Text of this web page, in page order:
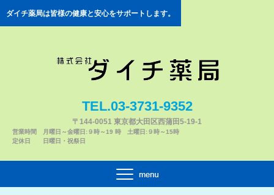
ダイチ薬局は皆様の健康と安心をサポートします。
TEL.03-3731-9352
〒144-0051 東京都大田区西蒲田5-19-1
営業時間 月曜日～金曜日:９時～19 時 土曜日:９時～15時
定休日 日曜日・祝祭日